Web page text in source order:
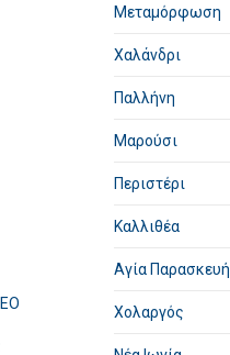
Μεταμόρφωση
Χαλάνδρι
Παλλήνη
Μαρούσι
Περιστέρι
Καλλιθέα
Αγία Παρασκευή
Χολαργός